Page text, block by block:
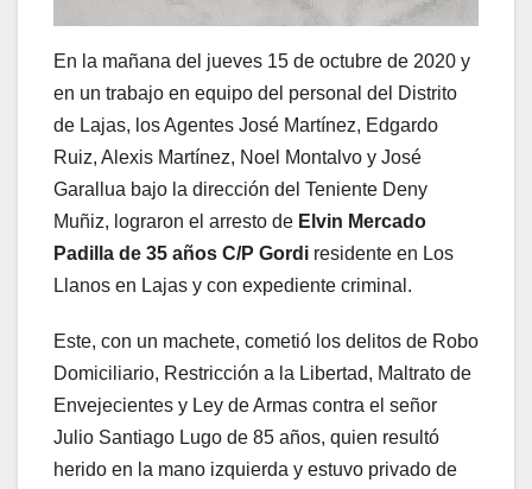
En la mañana del jueves 15 de octubre de 2020 y
en un trabajo en equipo del personal del Distrito
de Lajas, los Agentes José Martínez, Edgardo
Ruiz, Alexis Martínez, Noel Montalvo y José
Garallua bajo la dirección del Teniente Deny
Muñiz, lograron el arresto de Elvin Mercado
Padilla de 35 años C/P Gordi residente en Los
Llanos en Lajas y con expediente criminal.
Este, con un machete, cometió los delitos de Robo
Domiciliario, Restricción a la Libertad, Maltrato de
Envejecientes y Ley de Armas contra el señor
Julio Santiago Lugo de 85 años, quien resultó
herido en la mano izquierda y estuvo privado de